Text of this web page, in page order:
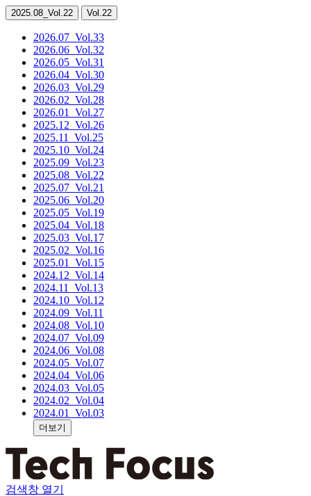
2025.08 _Vol.22 Vol.22
2026.07 _Vol.33
2026.06 _Vol.32
2026.05 _Vol.31
2026.04 _Vol.30
2026.03 _Vol.29
2026.02 _Vol.28
2026.01
_Vol.27
2025.12 _Vol.26
2025.11
_Vol.25
2025.10 _Vol.24
2025.09 _Vol.23
2025.08 _Vol.22
2025.07 _Vol.21
2025.06 _Vol.20
2025.05 _Vol.19
2025.04 _Vol.18
2025.03 _Vol.17
2025.02 _Vol.16
2025.01
_Vol.15
2024.12 _Vol.14
2024.11
_Vol.13
2024.10 _Vol.12
2024.09 _Vol.11
2024.08 _Vol.10
2024.07 _Vol.09
2024.06 _Vol.08
2024.05 _Vol.07
2024.04 _Vol.06
2024.03 _Vol.05
2024.02 _Vol.04
2024.01
_Vol.03
더보기
검색창 열기